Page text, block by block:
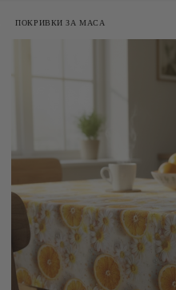
ПОКРИВКИ ЗА МАСА